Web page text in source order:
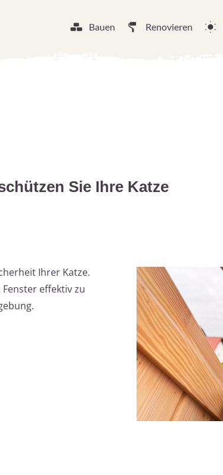
Bauen Renovieren
Sie Ihre Katze
Ihrer Katze.
effektiv zu